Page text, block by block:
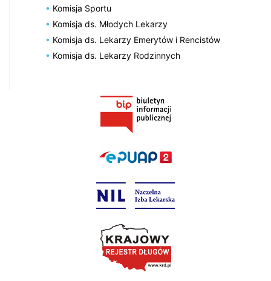
Komisja Sportu
Komisja ds. Młodych Lekarzy
Komisja ds. Lekarzy Emerytów i Rencistów
Komisja ds. Lekarzy Rodzinnych